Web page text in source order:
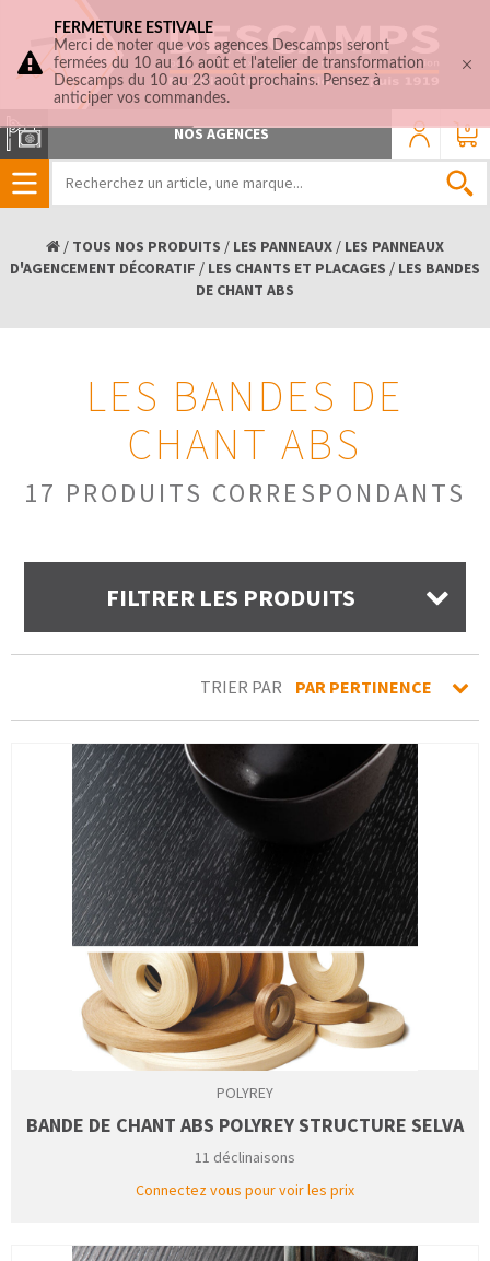
0
NOS AGENCES
/ TOUS NOS PRODUITS / LES PANNEAUX / LES PANNEAUX
D'AGENCEMENT DÉCORATIF / LES CHANTS ET PLACAGES / LES BANDES
DE CHANT ABS
LES BANDES DE
CHANT ABS
17 PRODUITS CORRESPONDANTS
TRIER PAR PAR PERTINENCE
POLYREY
BANDE DE CHANT ABS POLYREY STRUCTURE SELVA
11 déclinaisons
Connectez vous pour voir les prix
FILTRER LES PRODUITS
FERMETURE ESTIVALE
Merci de noter que vos agences Descamps seront
fermées du 10 au 16 août et l'atelier de transformation
Descamps du 10 au 23 août prochains. Pensez à
anticiper vos commandes.